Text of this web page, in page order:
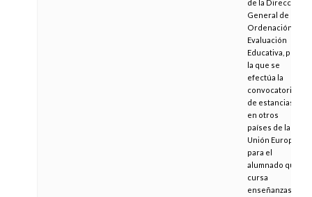
de la Dirección
General de
Ordenación y
Evaluación
Educativa, por
la que se
efectúa la
convocatoria
de estancias
en otros
países de la
Unión Europea
para el
alumnado que
cursa
enseñanzas de